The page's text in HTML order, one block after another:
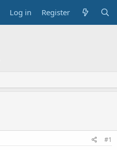
Log in Register
#1